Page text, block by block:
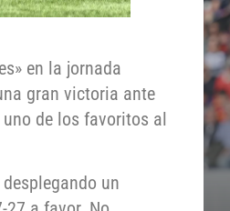
en la jornada
gran victoria ante
de los favoritos al
un